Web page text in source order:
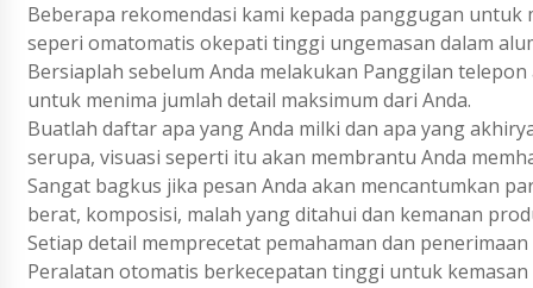
Beberapa rekomendasi kami kepada panggugan
seperi omatomatis okepati tinggi ungemasan dalam
Bersiaplah sebelum Anda melakukan Panggilan
untuk menima jumlah detail maksimum dari Anda.
Buatlah daftar apa yang Anda milki dan apa yang
serupa, visuasi seperti itu akan membrantu Anda
Sangat bagkus jika pesan Anda akan mencantumkan
berat, komposisi, malah yang ditahui dan kemanan
Setiap detail memprecetat pemahaman dan
Peralatan otomatis berkecepatan tinggi untuk